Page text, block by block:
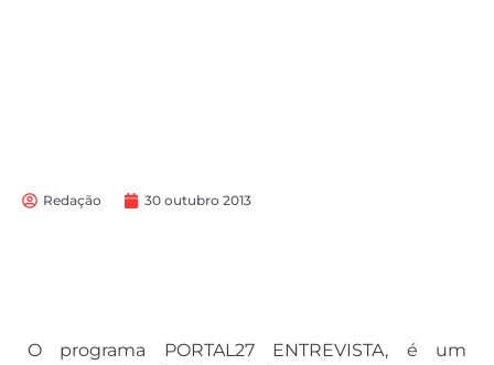
Redação 30 outubro 2013
O programa PORTAL27 ENTREVISTA, é um